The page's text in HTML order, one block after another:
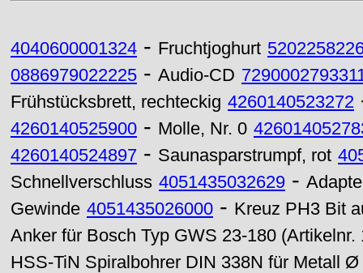
4040600001324 - Fruchtjoghurt
0886979022225 - Audio-CD
Frühstücksbrett, rechteckig 4260140523272
4260140525900 - Molle, Nr. 0
4260140524897 - Saunasparstrumpf, rot
Schnellverschluss 4051435032629 -
Gewinde 4051435026000 - Kreuz PH3 Bit
Anker für Bosch Typ GWS 23-180 (Artikelnr.
HSS-TiN Spiralbohrer DIN 338N für Metall Ø